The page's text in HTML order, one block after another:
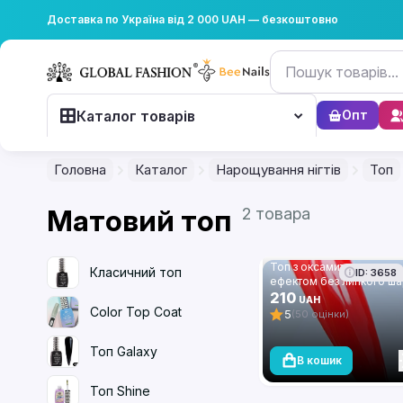
Доставка по Україна від 2 000 UAH — безкоштовно
Каталог товарів Опт
Головна Каталог Нарощування нігтів Топ
Матовий топ 2 товара
Класичний топ
Color Top Coat
Топ Galaxy
Топ Shine
ID: 3658
Топ з оксамитовим
ефектом без липкого
(топ/фініш) Global Fashion,
Matte Top Coat 15 мл
210 UAH
5(50 оцінки)
В кошик